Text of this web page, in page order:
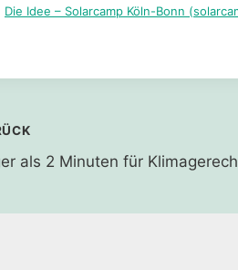
Die Idee – Solarcamp Köln-Bonn
als 2 Minuten für